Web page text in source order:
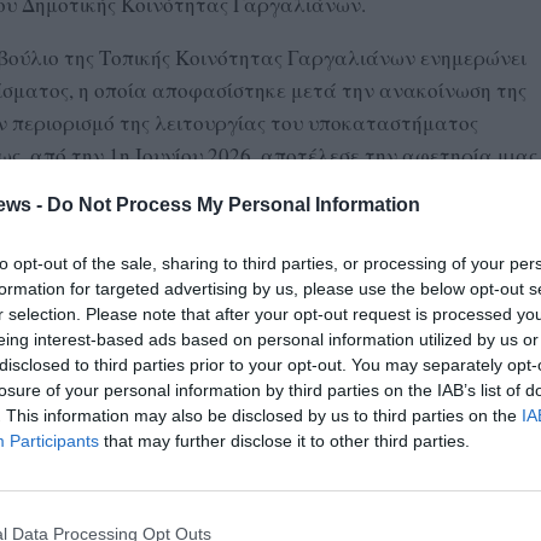
- Do Not Process My Personal Information
opt-out of the sale, sharing to third parties, or processing of your
for targeted advertising by us, please use the below opt-out
selection. Please note that after your opt-out request is processed
interest-based ads based on personal information utilized by us
to third parties prior to your opt-out. You may separately
of your personal information by third parties on the IAB’s list of
This information may also be disclosed by us to third parties on the
Participants that may further disclose it to other third parties.
Data Processing Opt Outs
της Τοπικής Κοινότητας Γαργαλιάνων ενημερώνει
η οποία αποφασίστηκε μετά την ανακοίνωση της
περιορισμό της λειτουργίας του υποκαταστήματος
από την 1η Ιουνίου 2026, αποτέλεσε την αφετηρία μιας
φάση, απέδωσε καρπούς. Ύστερα από τις
που πραγματοποιήθηκαν το προηγούμενο διάστημα,
τους Γαργαλιάνους και την ευρύτερη περιοχή.
προς τον κ. Γιάννη Λαμπρόπουλο, υφυπουργό Πολιτικής
στιγμή δίπλα στην πρωτοβουλία του Τοπικού
της τοπικής κοινωνίας.
λάβαμε τη διαβεβαίωση ότι το
να λειτουργεί κανονικά έως τις αρχές
και θα υπάρξει νέα συζήτηση σχετικά με το
Η εξέλιξη αυτή συνιστά μια πρώτη, σημαντική
από το Τοπικό Συμβούλιο. Ταυτόχρονα,